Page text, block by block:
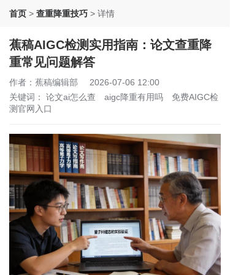
首页 > 查重降重技巧 > 详情
蕉稿AIGC检测实用指南：论文查重降
重常见问题解答
作者：蕉稿编辑部
2026-07-06 12:00
关键词： 论文ai怎么查 aigc降重有用吗
免费AIGC检
测官网入口